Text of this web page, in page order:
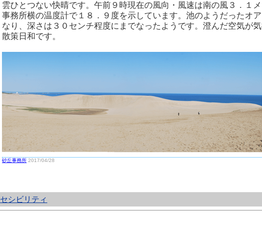
雲ひとつない快晴です。午前９時現在の風向・風速は南の風３．１
事務所横の温度計で１８．９度を示しています。池のようだったオ
なり、深さは３０センチ程度にまでなったようです。澄んだ空気が
散策日和です。
砂丘事務所 2017/04/28
シビリティ